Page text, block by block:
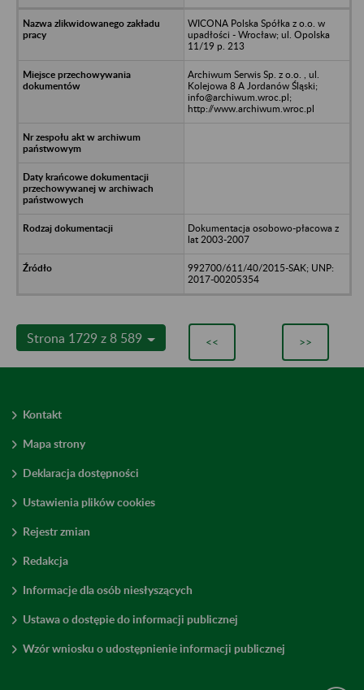
WICONA Polska Spółka z o.o. w
upadłości - Wrocław; ul. Opolska
11/19 p. 213
Archiwum Serwis Sp. z o.o. , ul.
Kolejowa 8 A Jordanów Śląski;
info@archiwum.wroc.pl;
http://www.archiwum.wroc.pl
Dokumentacja osobowo-płacowa z
lat 2003-2007
992700/611/40/2015-SAK; UNP:
2017-00205354
Strona 1729 z 8 589 << >>
Kontakt
Mapa strony
Deklaracja dostępności
Ustawienia plików cookies
Rejestr zmian
Redakcja
Informacje dla osób niesłyszących
Ustawa o dostępie do informacji publicznej
Wzór wniosku o udostępnienie informacji publicznej